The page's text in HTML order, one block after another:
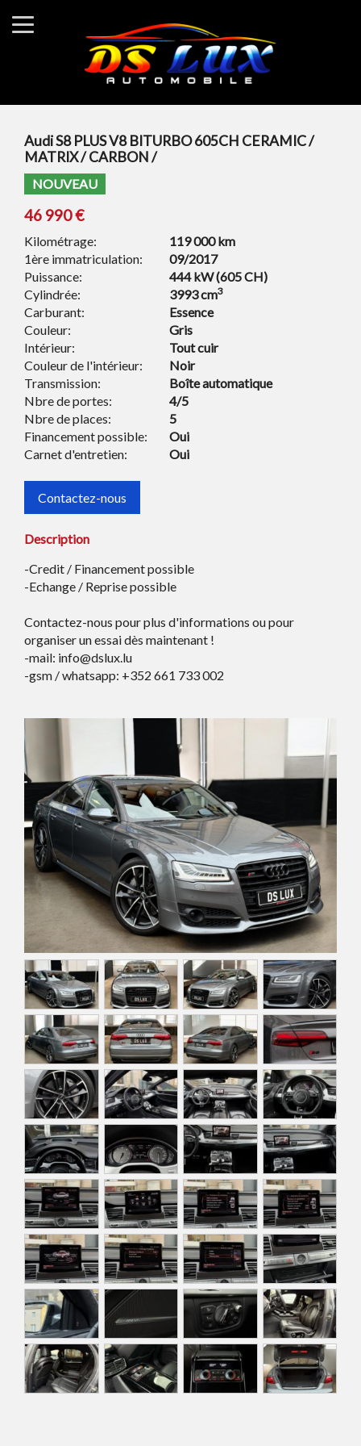
Audi S8 PLUS V8 BITURBO 605CH CERAMIC /
MATRIX / CARBON /
NOUVEAU
46 990 €
Kilométrage:
119 000 km
1ère immatriculation:
09/2017
Puissance:
444 kW (605 CH)
Cylindrée:
3993 cm3
Carburant:
Essence
Couleur:
Gris
Intérieur:
Tout cuir
Couleur de l'intérieur:
Noir
Transmission:
Boîte automatique
Nbre de portes:
4/5
Nbre de places:
5
Financement possible:
Oui
Carnet d'entretien:
Oui
Contactez-nous
Description
-Credit / Financement possible
-Echange / Reprise possible
Contactez-nous pour plus d'informations ou pour
organiser un essai dès maintenant !
-mail: info@dslux.lu
-gsm / whatsapp: +352 661 733 002